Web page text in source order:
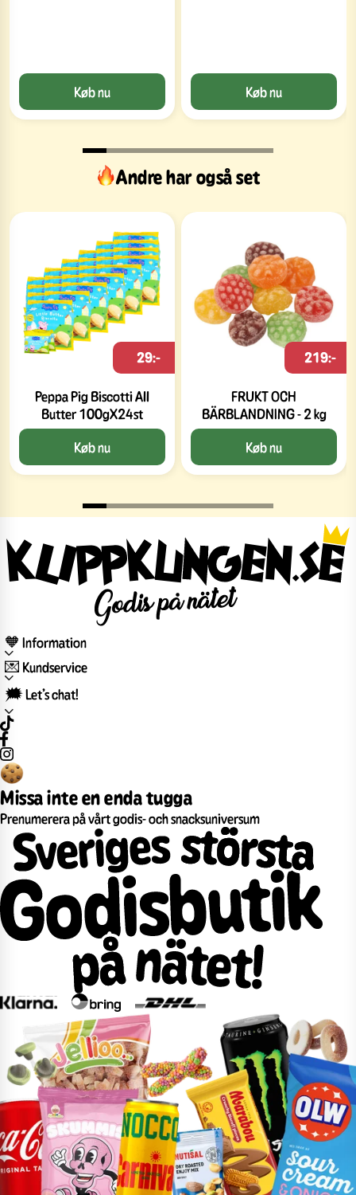
Køb nu Køb nu
Andre har også set
Peppa Pig Biscotti All
Butter 100gX24st
29:-
Køb nu
FRUKT OCH
BÄRBLANDNING - 2 kg
219:-
Køb nu
🧡 Information
💌 Kundservice
🗯️ Let’s chat!
Missa inte en enda tugga
Prenumerera på vårt godis- och snacksuniversum